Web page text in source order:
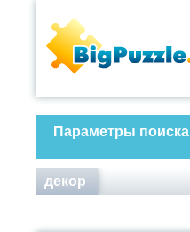
Параметры поиска
декор